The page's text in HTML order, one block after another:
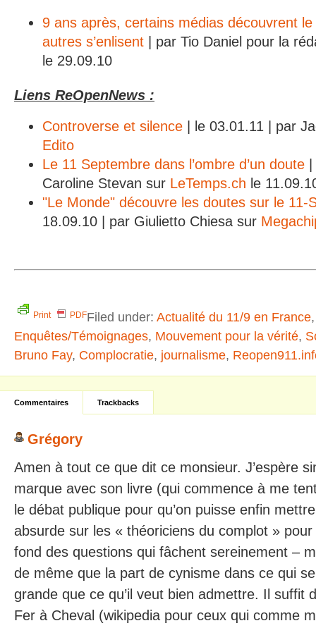
9 ans après, certains médias découvrent
autres s’enlisent | par Tio Daniel pour la
le 29.09.10
Liens ReOpenNews :
Controverse et silence | le 03.01.11 | par
Edito
Le 11 Septembre dans l’ombre d’un doute
Caroline Stevan sur LeTemps.ch le
"Le Monde" découvre les doutes sur le 11-
18.09.10 | par Giulietto Chiesa sur
Print PDFFiled under: Actualité du 11/9 en France
Enquêtes/Témoignages, Mouvement pour la vérité,
Bruno Fay, Complocratie, journalisme,
Commentaires Trackbacks
Grégory
Amen à tout ce que dit ce monsieur. J’espère
marque avec son livre (qui commence à me
le débat publique pour qu’on puisse enfin
absurde sur les « théoriciens du complot » pour
fond des questions qui fâchent sereinement –
de même que la part de cynisme dans ce qui
grande que ce qu’il veut bien admettre. Il suffit
Fer à Cheval (wikipedia pour ceux qui comme